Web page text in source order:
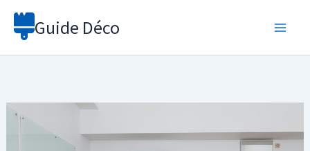
Aller
Guide Déco